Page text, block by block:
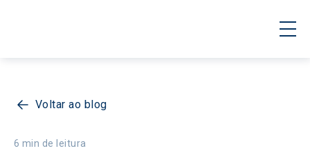
Voltar ao blog
6 min de leitura